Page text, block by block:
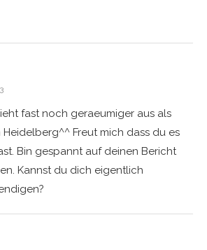
fast noch geraeumiger aus als
Freut mich dass du es
Bin gespannt auf deinen Bericht
Kannst du dich eigentlich